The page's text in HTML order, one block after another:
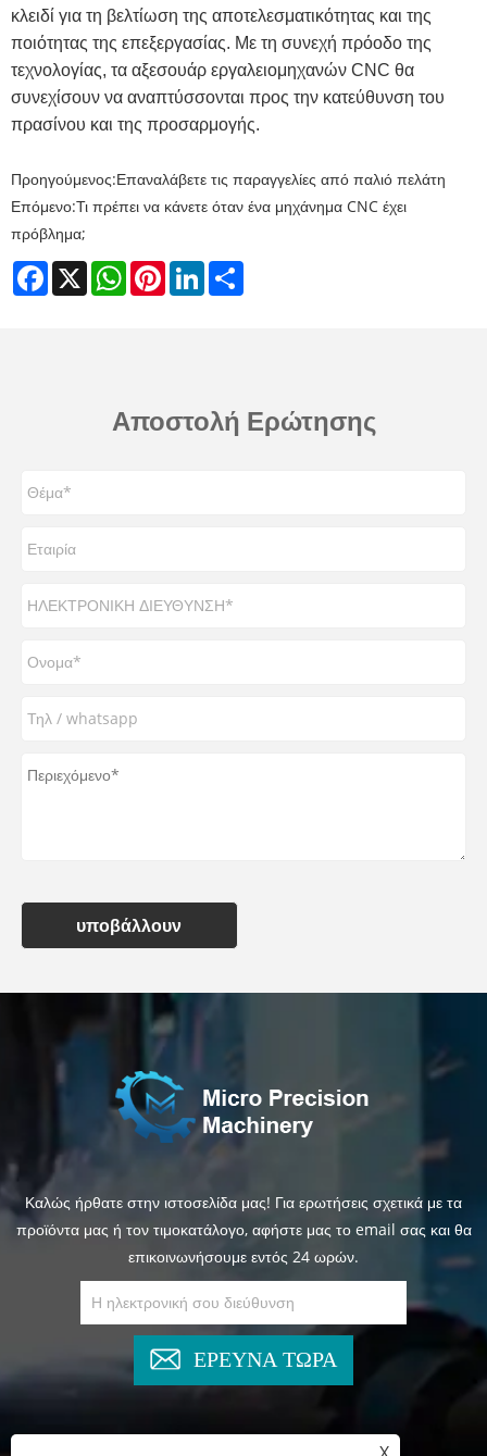
κλειδί για τη βελτίωση της αποτελεσματικότητας και της
ποιότητας της επεξεργασίας. Με τη συνεχή πρόοδο της
τεχνολογίας, τα αξεσουάρ εργαλειομηχανών CNC θα
συνεχίσουν να αναπτύσσονται προς την κατεύθυνση του
πρασίνου και της προσαρμογής.
Προηγούμενος:Επαναλάβετε τις παραγγελίες από παλιό πελάτη
Επόμενο:Τι πρέπει να κάνετε όταν ένα μηχάνημα CNC έχει
πρόβλημα;
Facebook
X WhatsAppPinterestLinkedIn
Αποστολή Ερώτησης
υποβάλλουν
Καλώς ήρθατε στην ιστοσελίδα μας! Για ερωτήσεις σχετικά με τα
προϊόντα μας ή τον τιμοκατάλογο, αφήστε μας το email σας και θα
επικοινωνήσουμε εντός 24 ωρών.
ΕΡΕΥΝΑ ΤΩΡΑ